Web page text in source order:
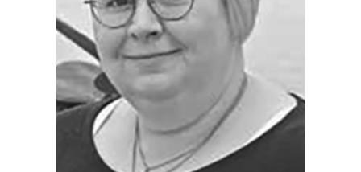
ORTE
EVENTS
REISEFÜHRER